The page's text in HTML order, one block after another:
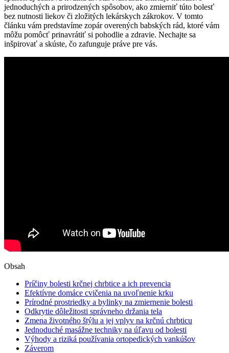
jednoduchých a prirodzených spôsobov, ako zmierniť túto bolesť
bez nutnosti liekov či zložitých lekárskych zákrokov. V tomto
článku vám predstavíme zopár overených babských rád, ktoré vám
môžu pomôcť prinavrátiť si pohodlie a zdravie. Nechajte sa
inšpirovať a skúste, čo zafunguje práve pre vás.
Obsah
Príčiny bolesti krčnej chrbtice a ich prevencia
Efektívne domáce cvičenia na uvoľnenie krku
Prírodné prostriedky a bylinky na zmiernenie bolesti
Odkrytie dôležitosti správneho držania tela
Zmena životného štýlu a jej vplyv na krčnú chrbticu
Jednoduché masážne techniky na úľavu od bolesti
Výhody a riziká používania ortopedických vankúšov
Záverom